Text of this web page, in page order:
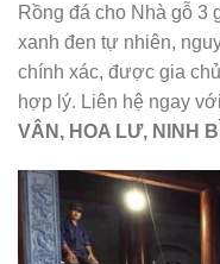
Rồng đá cho Nhà gỗ 3
xanh đen tự nhiên,
chính xác, được gia
hợp lý. Liên hệ ngay với
VÂN, HOA LƯ, NINH